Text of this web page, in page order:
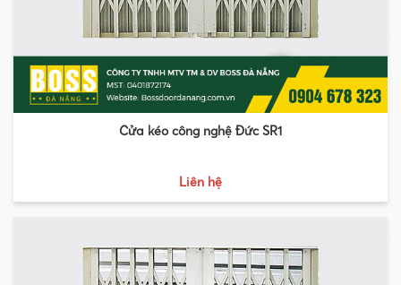
Cửa kéo công nghệ Đức SR1
Liên hệ